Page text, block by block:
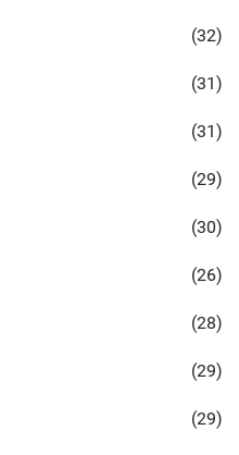
(32)
(31)
(31)
(29)
(30)
(26)
(28)
(29)
(29)